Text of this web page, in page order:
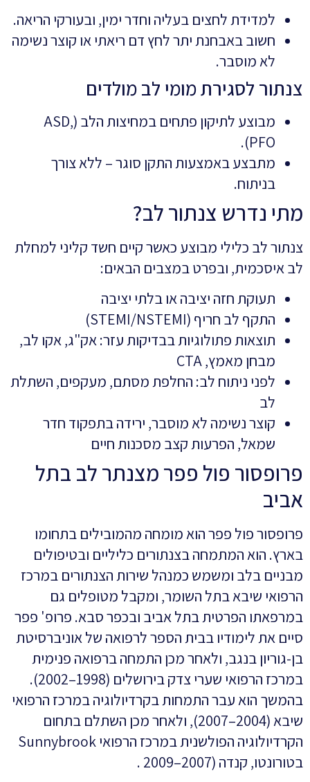
למדידת לחצים בעליה וחדר ימין, ובעורקי הריאה.
חשוב באבחנת יתר לחץ דם ריאתי או קוצר נשימה
לא מוסבר.
צנתור לסגירת מומי לב מולדים
מבוצע לתיקון פתחים במחיצות הלב (ASD,
PFO).
מתבצע באמצעות התקן סוגר – ללא צורך
בניתוח.
מתי נדרש צנתור לב?
צנתור לב כלילי מבוצע כאשר קיים חשד קליני למחלת
לב איסכמית, ובפרט במצבים הבאים:
תעוקת חזה יציבה או בלתי יציבה
התקף לב חריף (STEMI/NSTEMI)
תוצאות פתולוגיות בבדיקות עזר: אק"ג, אקו לב,
מבחן מאמץ, CTA
לפני ניתוח לב: החלפת מסתם, מעקפים, השתלת
לב
קוצר נשימה לא מוסבר, ירידה בתפקוד חדר
שמאל, הפרעות קצב מסכנות חיים
פרופסור פול פפר מצנתר לב בתל
אביב
פרופסור פול פפר הוא מומחה מהמובילים בתחומו
בארץ. הוא המתמחה בצנתורים כליליים ובטיפולים
מבניים בלב ומשמש כמנהל שירות הצנתורים במרכז
הרפואי שיבא בתל השומר, ומקבל מטופלים גם
במרפאתו הפרטית בתל אביב ובכפר סבא. פרופ' פפר
סיים את לימודיו בבית הספר לרפואה של אוניברסיטת
בן-גוריון בנגב, ולאחר מכן התמחה ברפואה פנימית
במרכז הרפואי שערי צדק בירושלים (1998–2002).
בהמשך הוא עבר התמחות בקרדיולוגיה במרכז הרפואי
שיבא (2004–2007), ולאחר מכן השתלם בתחום
הקרדיולוגיה הפולשנית במרכז הרפואי Sunnybrook
בטורונטו, קנדה (2007–2009 .